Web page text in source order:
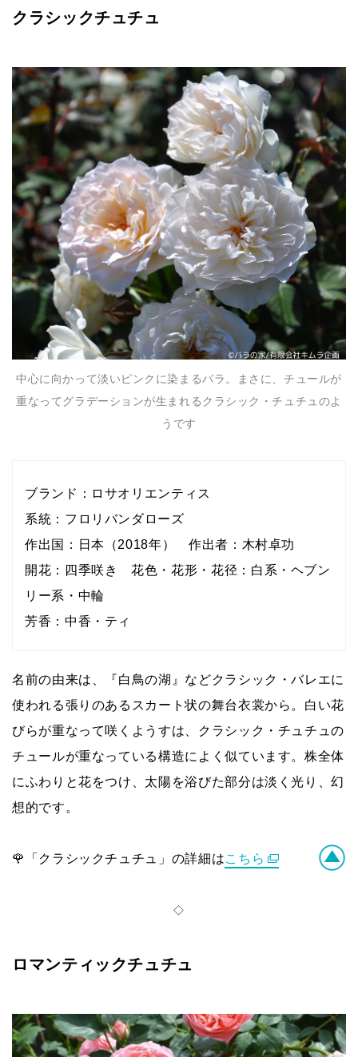
クラシックチュチュ
中心に向かって淡いピンクに染まるバラ。まさに、チュールが
重なってグラデーションが生まれるクラシック・チュチュのよ
うです
ブランド：ロサオリエンティス
系統：フロリバンダローズ
作出国：日本（2018年） 作出者：木村卓功
開花：四季咲き 花色・花形・花径：白系・ヘブン
リー系・中輪
芳香：中香・ティ
名前の由来は、『白鳥の湖』などクラシック・バレエに
使われる張りのあるスカート状の舞台衣裳から。白い花
びらが重なって咲くようすは、クラシック・チュチュの
チュールが重なっている構造によく似ています。株全体
にふわりと花をつけ、太陽を浴びた部分は淡く光り、幻
想的です。
🌹「クラシックチュチュ」の詳細はこちら
◇
ロマンティックチュチュ